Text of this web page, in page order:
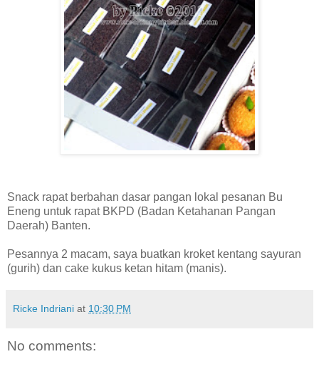
Snack rapat berbahan dasar pangan lokal pesanan Bu
Eneng untuk rapat BKPD (Badan Ketahanan Pangan
Daerah) Banten.
Pesannya 2 macam, saya buatkan kroket kentang sayuran
(gurih) dan cake kukus ketan hitam (manis).
Ricke Indriani at 10:30 PM
No comments: